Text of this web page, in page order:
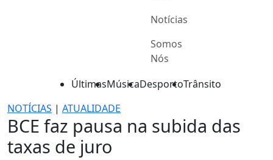
Notícias
Somos
Nós
ÚltimasMúsicaDesportoTrânsito
NOTÍCIAS | ATUALIDADE
BCE faz pausa na subida das
taxas de juro